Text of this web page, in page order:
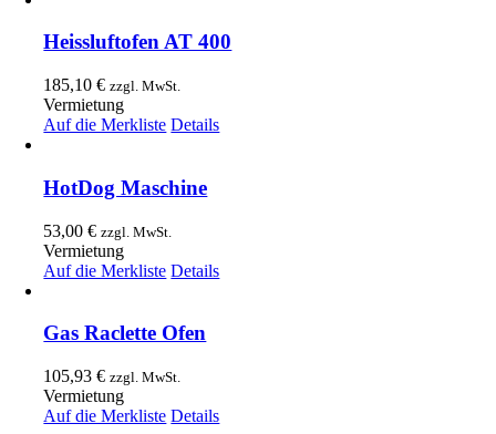
Heissluftofen AT 400
185,10€ zzgl. MwSt.
Vermietung
Auf die Merkliste Details
HotDog Maschine
53,00€ zzgl. MwSt.
Vermietung
Auf die Merkliste Details
Gas Raclette Ofen
105,93€ zzgl. MwSt.
Vermietung
Auf die Merkliste Details